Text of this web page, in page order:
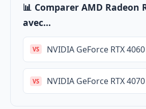
📊 Comparer AMD Radeon
avec...
VS NVIDIA GeForce RTX
VS NVIDIA GeForce RTX 4070